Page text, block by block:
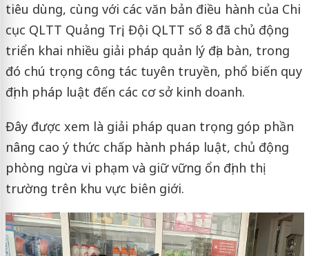
tiêu dùng, cùng với các văn bản điều hành của Chi
cục QLTT Quảng Trị, Đội QLTT số 8 đã chủ động
triển khai nhiều giải pháp quản lý địa bàn, trong
đó chú trọng công tác tuyên truyền, phổ biến quy
định pháp luật đến các cơ sở kinh doanh.
Đây được xem là giải pháp quan trọng góp phần
nâng cao ý thức chấp hành pháp luật, chủ động
phòng ngừa vi phạm và giữ vững ổn định thị
trường trên khu vực biên giới.